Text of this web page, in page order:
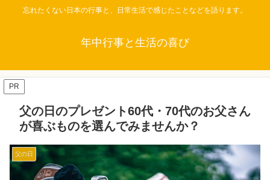
忘れたくない日本の行事と、日常生活で感じたことなどを語ります。
年中行事と生活の喜び
PR
父の日のプレゼント60代・70代のお父さん
が喜ぶものを選んでみませんか？
父の日